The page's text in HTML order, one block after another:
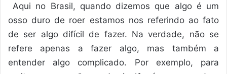
Aqui no Brasil, quando dizemos que algo é um
osso duro de roer estamos nos referindo ao fato
de ser algo difícil de fazer. Na verdade, não se
refere apenas a fazer algo, mas também a
entender algo complicado. Por exemplo, para